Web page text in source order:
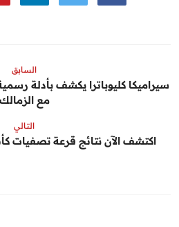
السابق
سيراميكا كليوباترا يكشف بأدلة
مع الزمالك
التالي
اكتشف الآن نتائج قرعة تصفيات كأس أفريقيا